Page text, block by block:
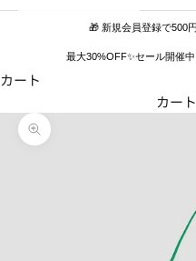
🎁 新規会員登録で500
最大30%OFF✨セール開催
カート
カー
ズームイン